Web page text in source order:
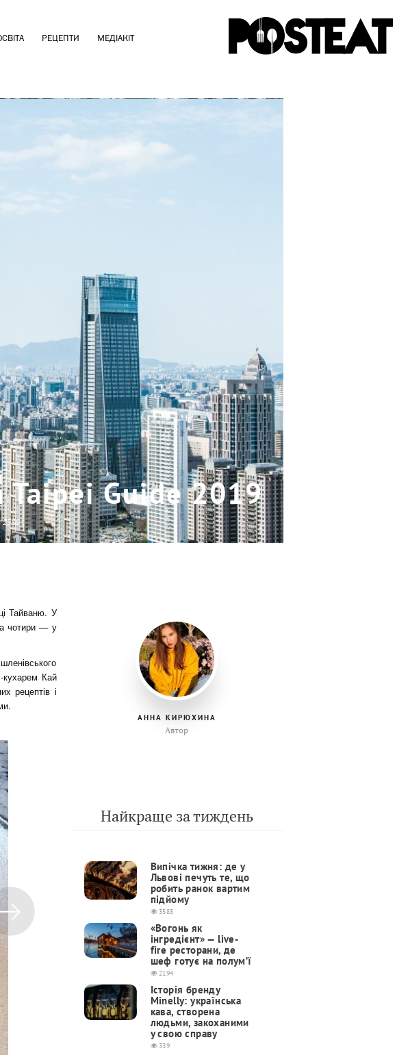
РЕЦЕПТИ МЕДІАКІТ
Taipei Guide 2019
2386
Тайваню. У
чотири — у
Кай
рецептів і
АННА КИРЮХИНА
Автор
Найкраще за тиждень
Випічка тижня: де у
Львові печуть те, що
робить ранок вартим
підйому
3583
«Вогонь як
інгредієнт» — live-
fire ресторани, де
шеф готує на полум’ї
2194
Історія бренду
Minelly: українська
кава, створена
людьми, закоханими
у свою справу
339